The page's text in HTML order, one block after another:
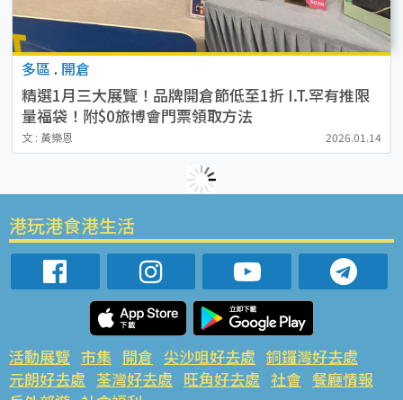
多區 . 開倉
精選1月三大展覽！品牌開倉節低至1折 I.T.罕有推限
量福袋！附$0旅博會門票領取方法
文 : 黃樂恩 2026.01.14
港玩港食港生活
活動展覽 市集 開倉 尖沙咀好去處 銅鑼灣好去處
元朗好去處 荃灣好去處 旺角好去處 社會 餐廳情報